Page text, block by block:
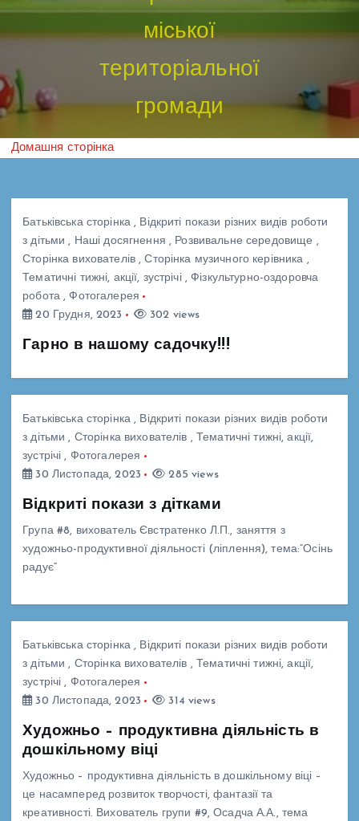
міської
територіальної
громади
Домашня сторінка
Батьківська сторінка, Відкриті покази різних видів роботи
з дітьми , Наші досягнення , Розвивальне середовище ,
Сторінка вихователів,Сторінка музичного керівника ,
Тематичні тижні, акції, зустрічі,Фізкультурно-оздоровча
робота ,Фотогалерея
20 Грудня, 2023
302 views
Гарно в нашому садочку!!!
Батьківська сторінка, Відкриті покази різних видів роботи
з дітьми , Сторінка вихователів , Тематичні тижні, акції,
зустрічі , Фотогалерея
30 Листопада, 2023
285 views
Відкриті покази з дітками
Група #8, вихователь Євстратенко Л.П., заняття з
художньо-продуктивної діяльності (ліплення), тема:”Осінь
радує”
Батьківська сторінка, Відкриті покази різних видів роботи
з дітьми , Сторінка вихователів , Тематичні тижні, акції,
зустрічі , Фотогалерея
30 Листопада, 2023
314 views
Художньо – продуктивна діяльність в
дошкільному віці
Художньо – продуктивна діяльність в дошкільному віці –
це насамперед розвиток творчості, фантазії та
креативності. Вихователь групи #9, Осадча А.А., тема